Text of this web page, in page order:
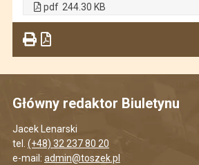
pdf 244.30 KB
Główny redaktor Biuletynu
Jacek Lenarski
tel. (+48) 32 237 80 20
e-mail: admin@toszek.pl